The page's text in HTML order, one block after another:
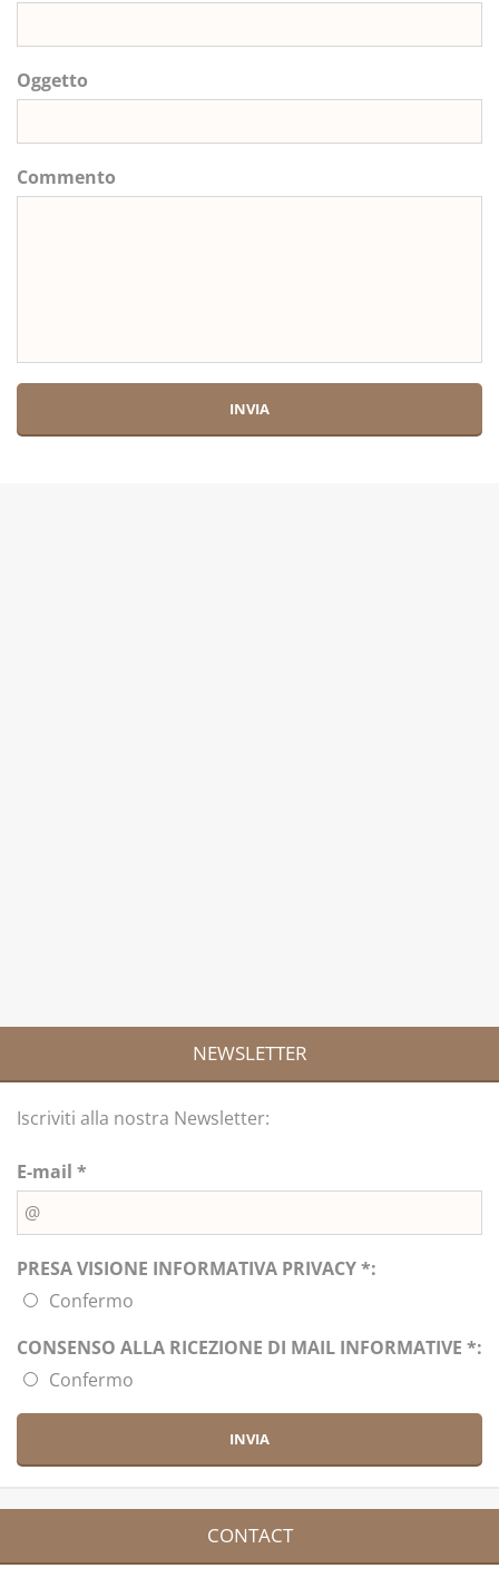
Oggetto
Commento
NEWSLETTER
Iscriviti alla nostra Newsletter:
E-mail *
PRESA VISIONE INFORMATIVA PRIVACY *:
Confermo
CONSENSO ALLA RICEZIONE DI MAIL INFORMATIVE *:
Confermo
CONTACT